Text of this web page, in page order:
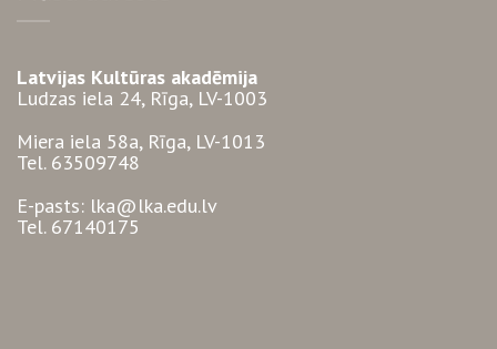
Latvijas Kultūras akadēmija
Ludzas iela 24, Rīga, LV-1003
Miera iela 58a, Rīga, LV-1013
Tel. 63509748
E-pasts: lka@lka.edu.lv
Tel. 67140175